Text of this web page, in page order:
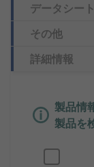
データシート
その他
詳細情報
製品情
製品を